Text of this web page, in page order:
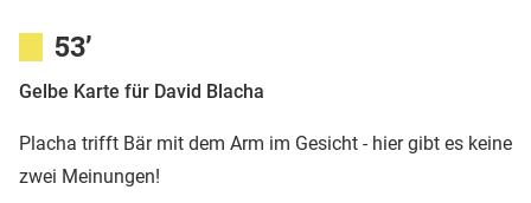
53’
Gelbe Karte für David Blacha
Placha trifft Bär mit dem Arm im Gesicht - hier gibt es keine
zwei Meinungen!